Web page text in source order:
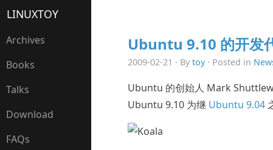
LINUXTOY
Archives
Books
Talks
Download
FAQs
Ubuntu 9.10 的开发
2009-02-21 · By toy· Posted in
Ubuntu 的创始人 Mark
Ubuntu 9.10 为继 Ubuntu 9.04